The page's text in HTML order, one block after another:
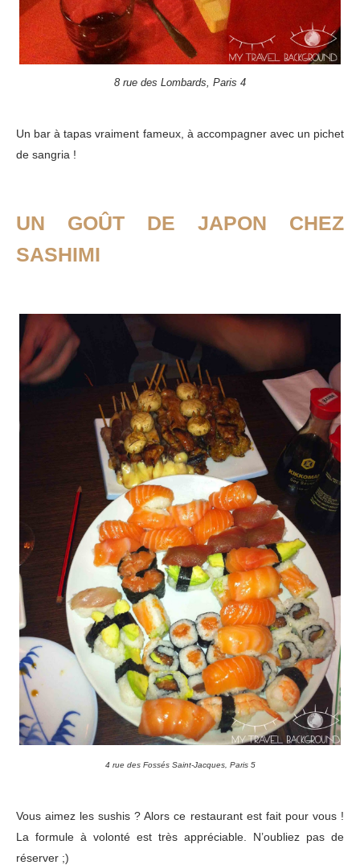
8 rue des Lombards, Paris 4
Un bar à tapas vraiment fameux, à accompagner avec un pichet
de sangria !
UN GOÛT DE JAPON CHEZ
SASHIMI
4 rue des Fossés Saint-Jacques, Paris 5
Vous aimez les sushis ? Alors ce restaurant est fait pour vous !
La formule à volonté est très appréciable. N’oubliez pas de
réserver ;)